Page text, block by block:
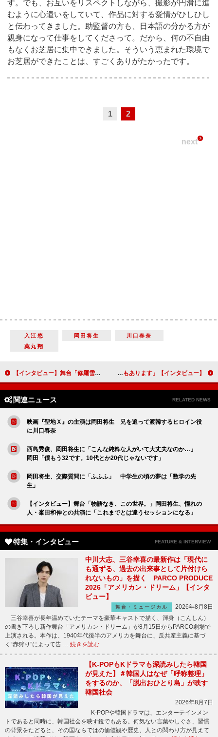
す。でも、お互いをリスペクトしながら、撮影が円滑に進
むように心遣いをしていて、作品に対する愛情がひしひし
と伝わってきました。助監督の方も、日本語の分かる方が
親身になって仕事をしてくださって。だから、何の不自由
もなくお芝居に集中できました。そういう恵まれた環境で
お芝居ができたことは、すごくありがたかったです。
1 2
next
入江悠 岡田将生
川口春奈
薬丸翔
【インタビュー】舞台「修羅雪姫」今泉佑唯 約１年ぶりの女優復帰。休養期間を経て「視野が広がって、気持ちに余裕が持てるようになった」 【インタビュー】映画『ずっと独身でいるつもり？』稲葉友 一見、いい男風な彼氏役に「どこかでうらやましいと思う気持ちもあります」
関連ニュース RELATED NEWS
映画『聖地Ｘ』の主演は岡田将生 兄を追って渡韓するヒロイン役
に川口春奈
西島秀俊、岡田将生に「こんな純粋な人がいて大丈夫なのか…」
岡田「僕もう32です。10代とか20代じゃないです」
岡田将生、交際質問に「ふふふ」 中学生の頃の夢は「数学の先
生」
【インタビュー】舞台「物語なき、この世界。」岡田将生、憧れの
人・峯田和伸との共演に「これまでとは違うセッションになる」
特集・インタビュー FEATURE & INTERVIEW
中川大志、三谷幸喜の最新作は「現代に
も通ずる、過去の出来事として片付けら
れないもの」を描く PARCO PRODUCE
2026「アメリカン・ドリーム」【インタ
ビュー】
舞台・ミュージカル
2026年8月8日
三谷幸喜が長年温めていたテーマを豪華キャストで描く、渾身（こんしん）
の書き下ろし新作舞台「アメリカン・ドリーム」が8月15日からPARCO劇場で
上演される。本作は、1940年代後半のアメリカを舞台に、反共産主義に基づ
く“赤狩り”によって告 … 続きを読む
【K-POPもKドラマも深読みしたら韓国
が見えた】＃韓国人はなぜ「呼称整理」
をするのか、「脱出おひとり島」が映す
韓国社会
2026年8月7日
K-POPや韓国ドラマは、エンターテインメン
トであると同時に、韓国社会を映す鏡でもある。何気ない言葉やしぐさ、習慣
の背景をたどると、その国ならではの価値観や歴史、人との関わり方が見えて